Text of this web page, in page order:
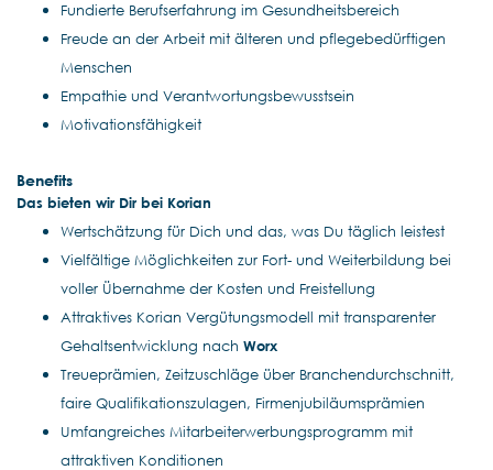
Fundierte Berufserfahrung im Gesundheitsbereich
Freude an der Arbeit mit älteren und pflegebedürftigen
Menschen
Empathie und Verantwortungsbewusstsein
Motivationsfähigkeit
Benefits
Das bieten wir Dir bei Korian
Wertschätzung für Dich und das, was Du täglich leistest
Vielfältige Möglichkeiten zur Fort- und Weiterbildung bei
voller Übernahme der Kosten und Freistellung
Attraktives Korian Vergütungsmodell mit transparenter
Gehaltsentwicklung nach Worx
Treueprämien, Zeitzuschläge über Branchendurchschnitt,
faire Qualifikationszulagen, Firmenjubiläumsprämien
Umfangreiches Mitarbeiterwerbungsprogramm mit
attraktiven Konditionen